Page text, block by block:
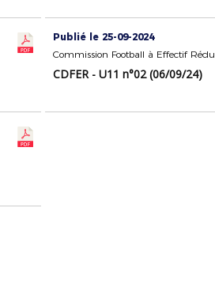
Publié le 25-09-2024
CDFER - U11 n°02 (06/09/24)